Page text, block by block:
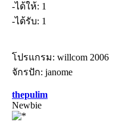
-ได้ให้: 1
-ได้รับ: 1
โปรแกรม: willcom 2006
จักรปัก: janome
thepulim
Newbie